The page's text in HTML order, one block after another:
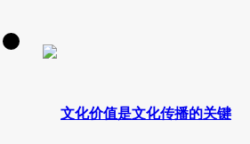
文化价值是文化传播的关键